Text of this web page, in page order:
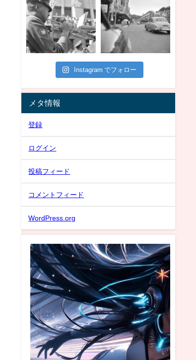
Instagram でフォロー
メタ情報
登録
ログイン
投稿フィード
コメントフィード
WordPress.org